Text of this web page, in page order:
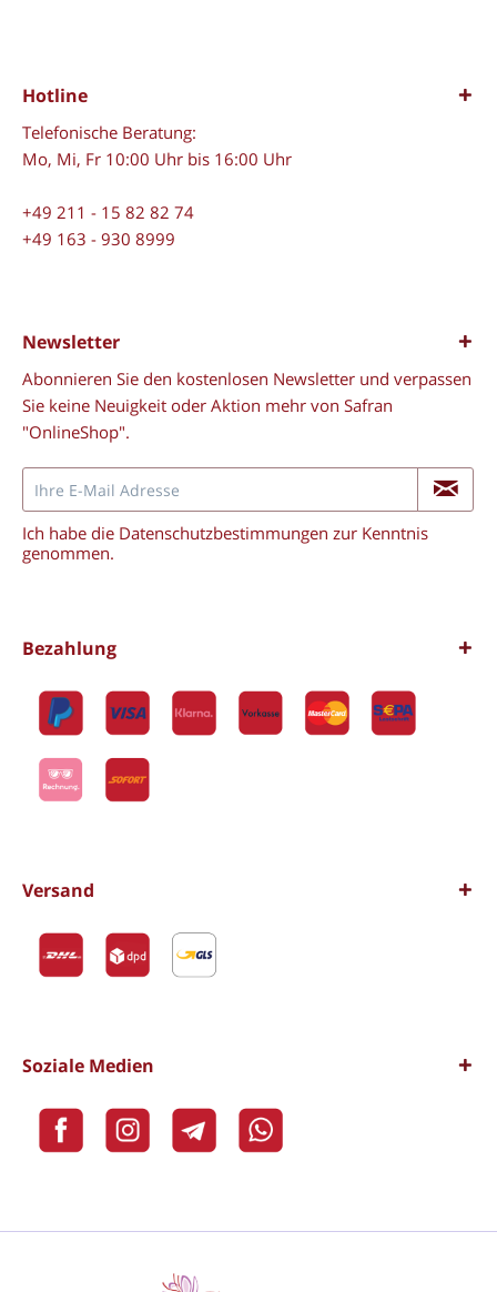
Hotline
Telefonische Beratung:
Mo, Mi, Fr 10:00 Uhr bis 16:00 Uhr
+49 211 - 15 82 82 74
+49 163 - 930 8999
Newsletter
Abonnieren Sie den kostenlosen Newsletter und verpassen
Sie keine Neuigkeit oder Aktion mehr von Safran
"OnlineShop".
Ich habe die Datenschutzbestimmungen zur Kenntnis
genommen.
Bezahlung
Versand
Soziale Medien